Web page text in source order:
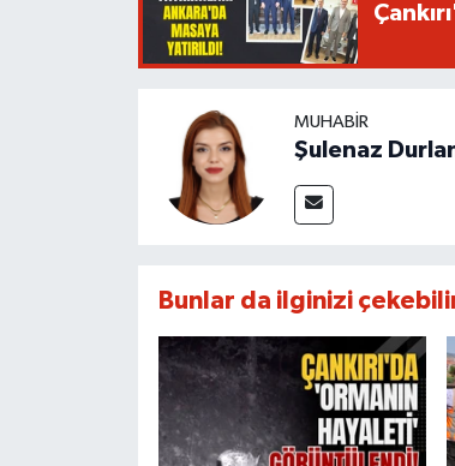
MUHABIR
Şulenaz
Bunlar da ilginizi